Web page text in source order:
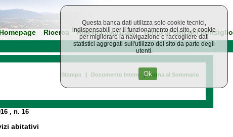
Homepage Ricerca Ricerca avanzata Torna al sito del consiglio
Stampa | Documento Intero | Torna al Sommario
, n. 16
abitativi
Questa banca dati utilizza solo cookie tecnici,
indispensabili per il funzionamento del sito, e cookie
per migliorare la navigazione e raccogliere dati
statistici aggregati sull'utilizzo del sito da parte degli
utenti.
Ok